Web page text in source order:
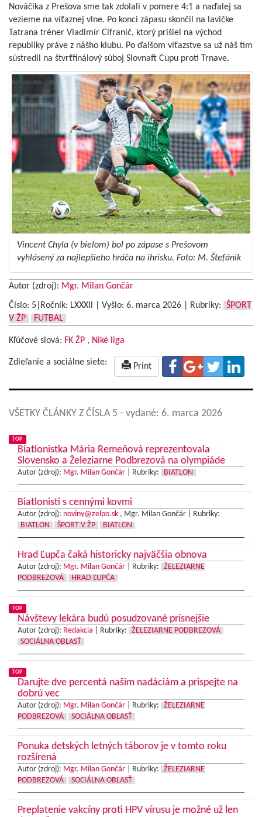
Nováčika z Prešova sme tak zdolali v pomere 4:1 a naďalej sa
vezieme na víťaznej vlne. Po konci zápasu skončil na lavičke
Tatrana tréner Vladimír Cifranič, ktorý prišiel na východ
republiky práve z nášho klubu. Po ďalšom víťazstve sa už náš tím
sústredil na štvrťfinálový súboj Slovnaft Cupu proti Trnave.
Vincent Chyla (v bielom) bol po zápase s Prešovom
vyhlásený za najlepšieho hráča na ihrisku. Foto: M. Štefánik
Autor (zdroj): Mgr. Milan Gončár
Číslo: 5|Ročník: LXXXIl | Vyšlo: 6. marca 2026 Rubriky:
ŠPORT
V ŽP
FUTBAL
Kľúčové slová: FK ŽP , Niké liga
Zdieľanie a sociálne siete: Print
VŠETKY ČLÁNKY Z ČÍSLA 5 - vydané: 6. marca 2026
TOP
Biatlonistka Mária Remeňová reprezentovala
Slovensko a Železiarne Podbrezová na olympiáde
Autor (zdroj): Mgr. Milan Gončár Rubriky: BIATLON
Biatlonisti s cennými kovmi
Autor (zdroj): noviny@zelpo.sk , Mgr. Milan Gončár |
Rubriky:
BIATLON
ŠPORT V ŽP BIATLON
Hrad Ľupča čaká historicky najväčšia obnova
Autor (zdroj): Mgr. Milan Gončár Rubriky:
ŽELEZIARNE
PODBREZOVÁ
HRAD ĽUPČA
TOP
Návštevy lekára budú posudzované prísnejšie
Autor (zdroj): Redakcia Rubriky:
ŽELEZIARNE PODBREZOVÁ
SOCIÁLNA OBLASŤ
TOP
Darujte dve percentá našim nadáciám a prispejte na
dobrú vec
Autor (zdroj): Mgr. Milan Gončár Rubriky:
ŽELEZIARNE
PODBREZOVÁ
SOCIÁLNA OBLASŤ
Ponuka detských letných táborov je v tomto roku
rozšírená
Autor (zdroj): Mgr. Milan Gončár Rubriky:
ŽELEZIARNE
PODBREZOVÁ
SOCIÁLNA OBLASŤ
Preplatenie vakcíny proti HPV vírusu je možné už len